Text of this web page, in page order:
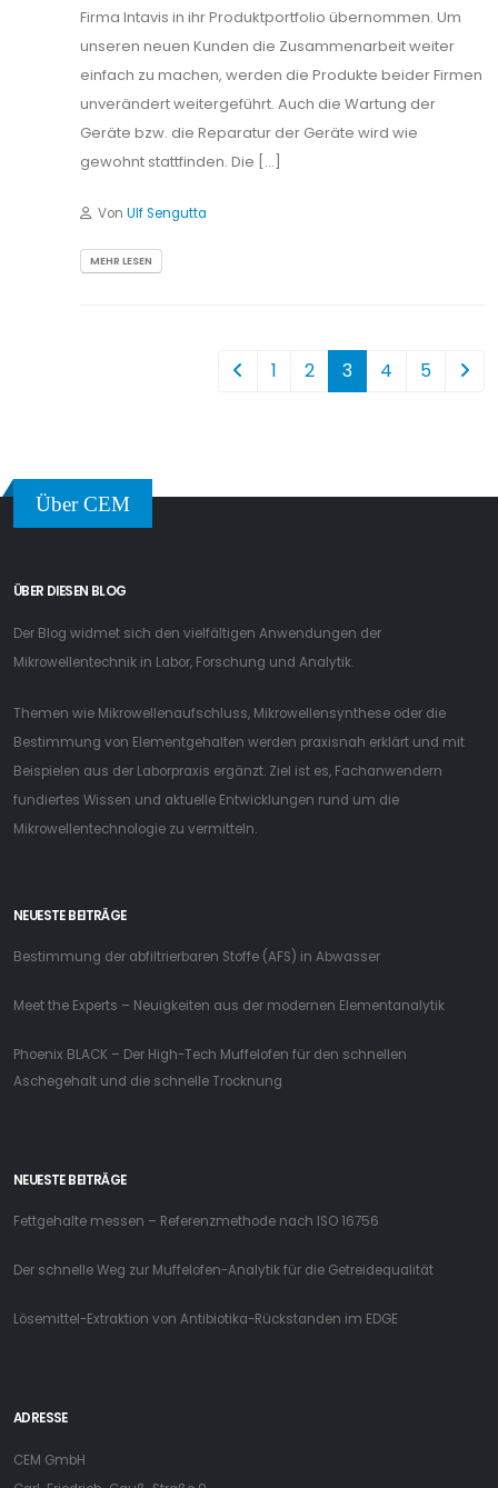
Firma Intavis in ihr Produktportfolio übernommen. Um
unseren neuen Kunden die Zusammenarbeit weiter
einfach zu machen, werden die Produkte beider Firmen
unverändert weitergeführt. Auch die Wartung der
Geräte bzw. die Reparatur der Geräte wird wie
gewohnt stattfinden. Die […]
Von Ulf Sengutta
MEHR LESEN
1 2 3 4 5
Über CEM
ÜBER DIESEN BLOG
Der Blog widmet sich den vielfältigen Anwendungen der
Mikrowellentechnik in Labor, Forschung und Analytik.
Themen wie Mikrowellenaufschluss, Mikrowellensynthese oder die
Bestimmung von Elementgehalten werden praxisnah erklärt und mit
Beispielen aus der Laborpraxis ergänzt. Ziel ist es, Fachanwendern
fundiertes Wissen und aktuelle Entwicklungen rund um die
Mikrowellentechnologie zu vermitteln.
NEUESTE BEITRÄGE
Bestimmung der abfiltrierbaren Stoffe (AFS) in Abwasser
Meet the Experts – Neuigkeiten aus der modernen Elementanalytik
Phoenix BLACK – Der High-Tech Muffelofen für den schnellen
Aschegehalt und die schnelle Trocknung
NEUESTE BEITRÄGE
Fettgehalte messen – Referenzmethode nach ISO 16756
Der schnelle Weg zur Muffelofen-Analytik für die Getreidequalität
Lösemittel-Extraktion von Antibiotika-Rückstanden im EDGE
ADRESSE
CEM GmbH